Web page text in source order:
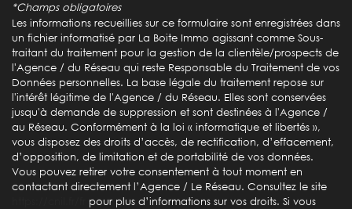
Taxe habitation
10,93 %
Taxe foncière
26,57 %
Habitants de moins de 25 ans
27,16 %
Habitants de 25 à 55 ans
39,46 %
Habitants de plus de 55 ans
33,39 %
Nombre d'enfants par famille
0,83
Familles sans enfant
52,15 %
Familles avec 1 ou 2 enfants
*Champs obligatoires
Les informations recueillies sur ce formulaire sont enregistrées dans
un fichier informatisé par La Boite Immo agissant comme Sous-
traitant du traitement pour la gestion de la clientèle/prospects de
l'Agence / du Réseau qui reste Responsable du Traitement de vos
Données personnelles. La base légale du traitement repose sur
l'intérêt légitime de l'Agence / du Réseau. Elles sont conservées
jusqu'à demande de suppression et sont destinées à l'Agence /
au Réseau. Conformément à la loi « informatique et libertés »,
vous disposez des droits d’accès, de rectification, d’effacement,
d’opposition, de limitation et de portabilité de vos données.
Vous pouvez retirer votre consentement à tout moment en
contactant directement l’Agence / Le Réseau. Consultez le site
pour plus d’informations sur vos droits. Si vous